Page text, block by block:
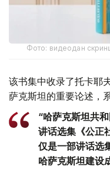
Фото: видеодан
该书集中收录了托卡耶
萨克斯坦的重要论述，
“哈萨克斯坦共
讲话选集《公
仅是一部讲话选
哈萨克斯坦建设